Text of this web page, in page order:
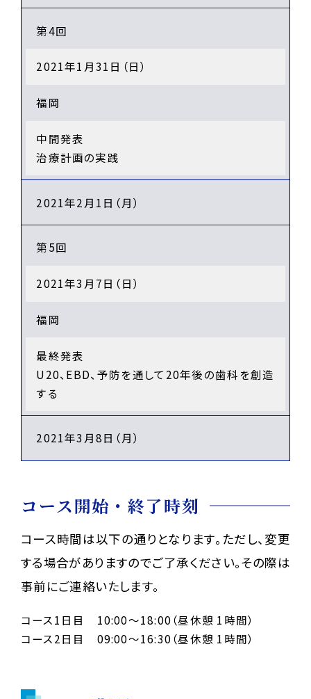
第4回
2021年1月31日（日）
福岡
中間発表
治療計画の実践
2021年2月1日（月）
第5回
2021年3月7日（日）
福岡
最終発表
U20、EBD、予防を通して20年後の歯科を創造
する
2021年3月8日（月）
コース開始・終了時刻
コース時間は以下の通りとなります。ただし、変更
する場合がありますのでご了承ください。その際は
事前にご連絡いたします。
コース1日目 10:00～18:00（昼休憩 1時間）
コース2日目 09:00～16:30（昼休憩 1時間）